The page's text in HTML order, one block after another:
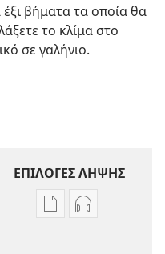
βήματα τα οποία θα
το κλίμα στο
σε γαλήνιο.
ΕΠΙΛΟΓΕΣ ΛΗΨΗΣ
ΕπιλογέςΕπιλογές